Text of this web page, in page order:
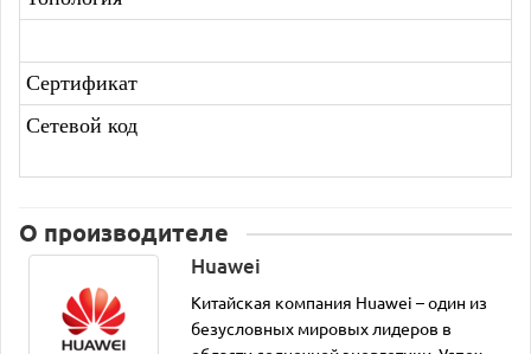
Сертификат
Сетевой код
О производителе
Huawei
Китайская компания Huawei – один из
безусловных мировых лидеров в